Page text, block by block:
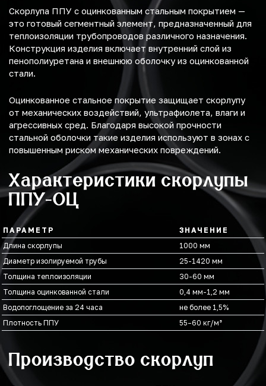
Скорлупа ППУ с оцинкованным стальным покрытием —
это готовый сегментный элемент, предназначенный для
теплоизоляции трубопроводов различного назначения.
Конструкция изделия включает внутренний слой из
пенополиуретана и внешнюю оболочку из оцинкованной
стали.
Оцинкованное стальное покрытие защищает скорлупу
от механических воздействий, ультрафиолета, влаги и
агрессивных сред. Благодаря высокой прочности
стальной оболочки такие изделия используют в зонах с
повышенным риском механических повреждений.
Характеристики скорлупы
ППУ-ОЦ
ПАРАМЕТР
ЗНАЧЕНИЕ
Длина скорлупы
1000 мм
Диаметр изолируемой трубы
25-1420 мм
Толщина теплоизоляции
30-60 мм
Толщина оцинкованной стали
0,4 мм-1,2 мм
Водопоглощение за 24 часа
не более 1,5%
Плотность ППУ
55–60 кг/м³
Производство скорлуп